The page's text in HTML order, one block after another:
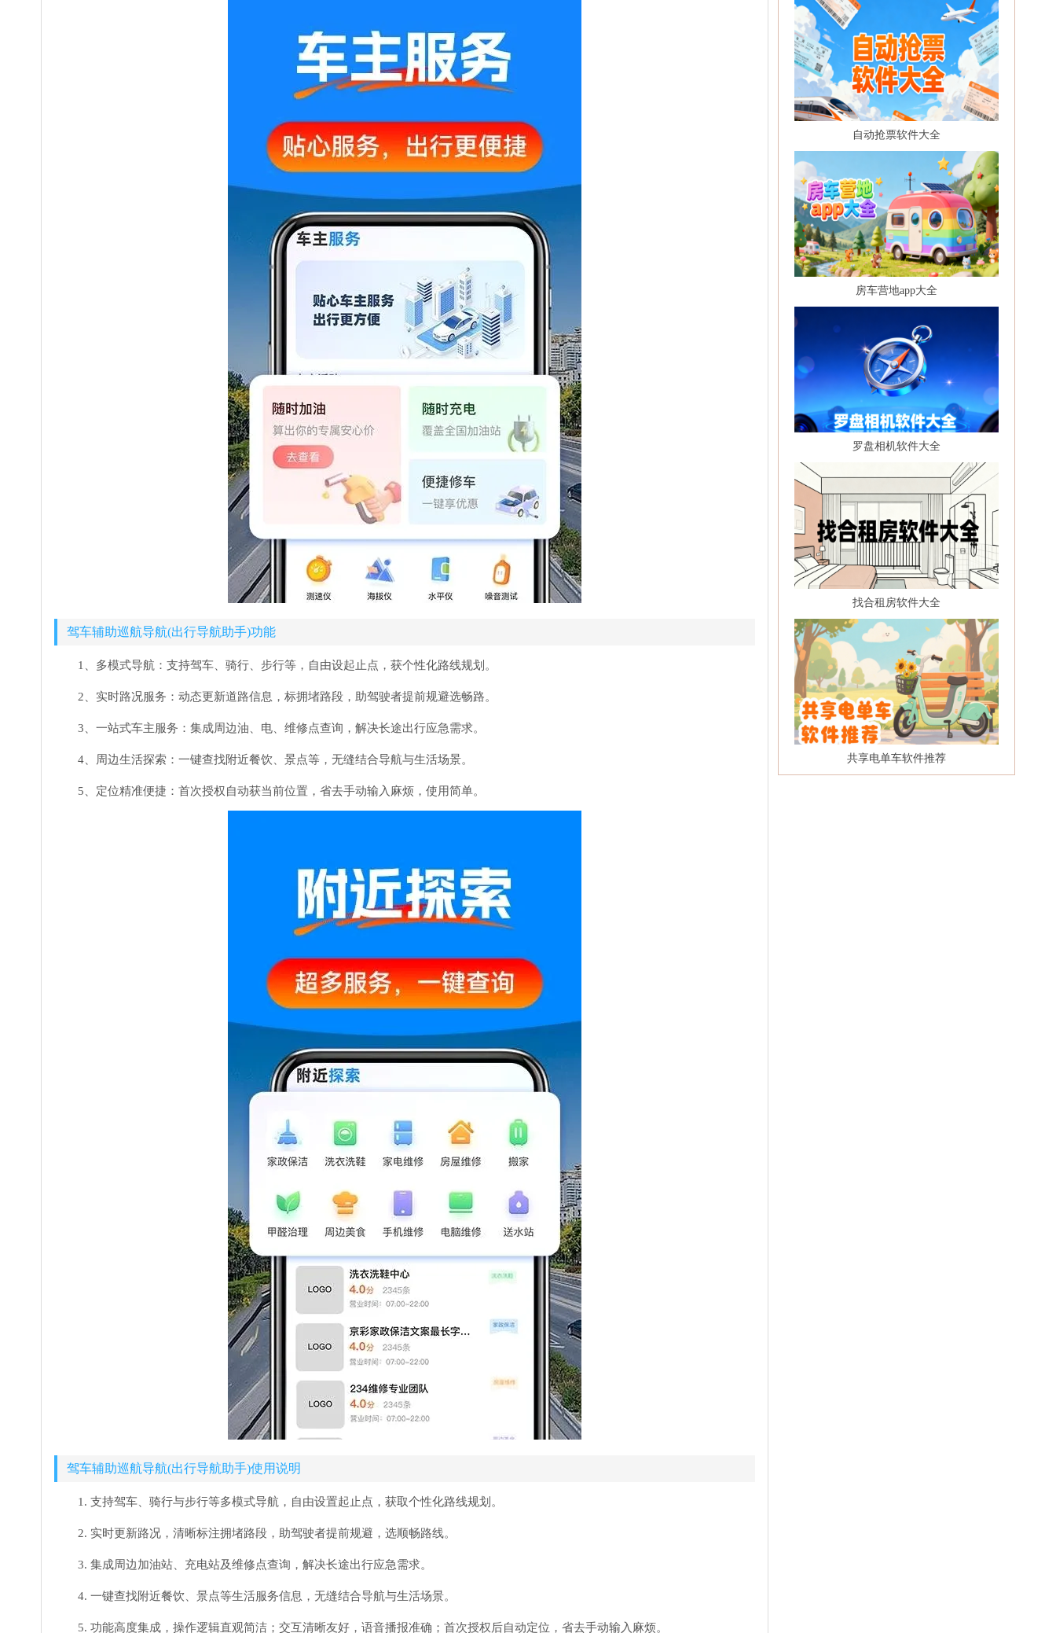
驾车辅助巡航导航(出行导航助手)功能
1、多模式导航：支持驾车、骑行、步行等，自由设起止点，获个性化路线规划。
2、实时路况服务：动态更新道路信息，标拥堵路段，助驾驶者提前规避选畅路。
3、一站式车主服务：集成周边油、电、维修点查询，解决长途出行应急需求。
4、周边生活探索：一键查找附近餐饮、景点等，无缝结合导航与生活场景。
5、定位精准便捷：首次授权自动获当前位置，省去手动输入麻烦，使用简单。
驾车辅助巡航导航(出行导航助手)使用说明
1. 支持驾车、骑行与步行等多模式导航，自由设置起止点，获取个性化路线规划。
2. 实时更新路况，清晰标注拥堵路段，助驾驶者提前规避，选顺畅路线。
3. 集成周边加油站、充电站及维修点查询，解决长途出行应急需求。
4. 一键查找附近餐饮、景点等生活服务信息，无缝结合导航与生活场景。
5. 功能高度集成，操作逻辑直观简洁；交互清晰友好，语音播报准确；首次授权后自动定位，省去手动输入麻烦。
自动抢票软件大全
房车营地app大全
罗盘相机软件大全
找合租房软件大全
共享电单车软件推荐